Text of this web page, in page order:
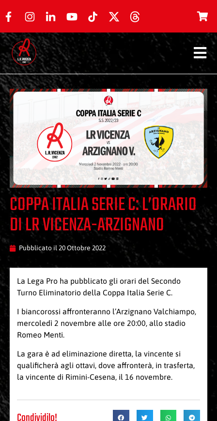
COPPA ITALIA SERIE C: L’ORARIO
DI LR VICENZA-ARZIGNANO
Pubblicato il 20 Ottobre 2022
La Lega Pro ha pubblicato gli orari del Secondo
Turno Eliminatorio della Coppa Italia Serie C.
I biancorossi affronteranno l’Arzignano Valchiampo,
mercoledì 2 novembre alle ore 20:00, allo stadio
Romeo Menti.
La gara è ad eliminazione diretta, la vincente si
qualificherà agli ottavi, dove affronterà, in trasferta,
la vincente di Rimini-Cesena, il 16 novembre.